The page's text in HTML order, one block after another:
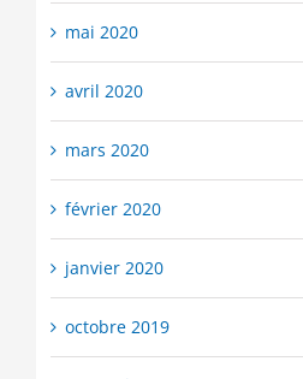
mai 2020
avril 2020
mars 2020
février 2020
janvier 2020
octobre 2019